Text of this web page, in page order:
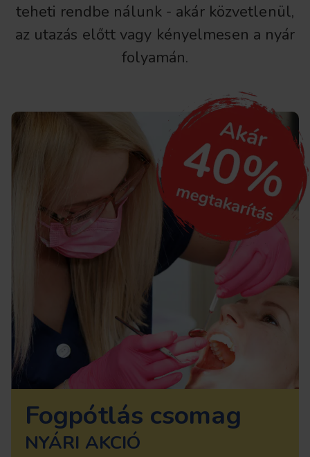
teheti rendbe nálunk - akár közvetlenül,
az utazás előtt vagy kényelmesen a nyár
folyamán.
Fogpótlás csomag
NYÁRI AKCIÓ